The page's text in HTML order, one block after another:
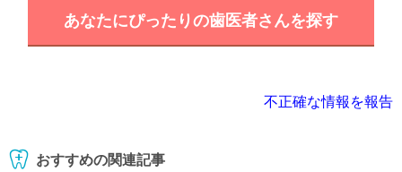
あなたにぴったりの歯医者さんを探す
不正確な情報を報告
おすすめの関連記事